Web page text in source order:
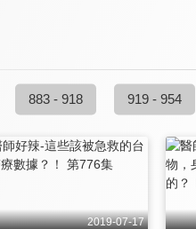
883 - 918 919 - 954
2019-07-17